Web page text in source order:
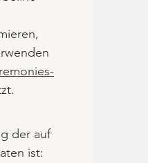
der auf
ist: